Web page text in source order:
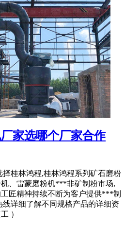
家选哪个厂家合作
择桂林鸿程,桂林鸿程系列矿石磨粉
、雷蒙磨粉机***非矿制粉市场,
匠精神持续不断为客户提供***制
详细了解不同规格产品的详细资
）